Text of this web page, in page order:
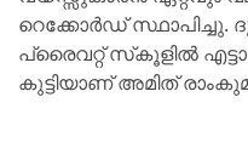
റെക്കോർഡ്
പ്രൈവറ്റ് സ്‌കൂളിൽ
കുട്ടിയാണ് അമിത്